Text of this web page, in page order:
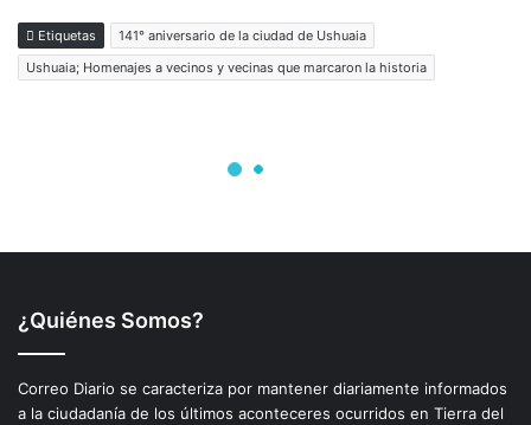
¿Quiénes Somos?
Correo Diario se caracteriza por mantener diariamente informados
a la ciudadanía de los últimos aconteceres ocurridos en Tierra del